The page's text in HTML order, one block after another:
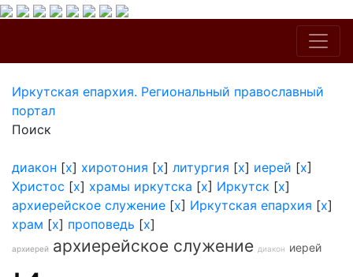
Иркутская епархия. Региональный православный
портал
Поиск
диакон [x] хиротония [x] литургия [x] иерей [x]
Христос [x] храмы иркутска [x] Иркутск [x]
архиерейское служение [x] Иркутская епархия [x]
храм [x] проповедь [x]
архиерей архиерейское служение диакон иерей